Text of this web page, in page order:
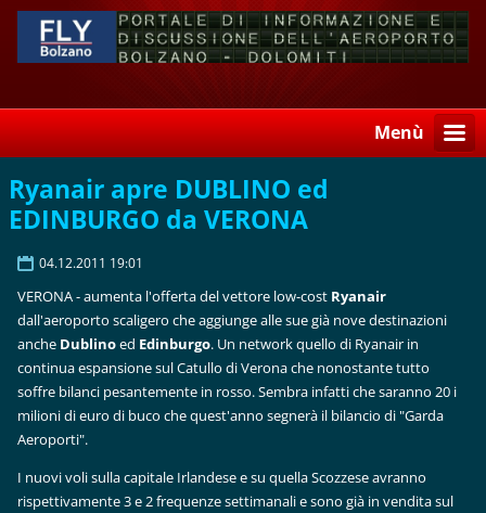
Menù
Ryanair apre DUBLINO ed
EDINBURGO da VERONA
04.12.2011 19:01
VERONA - aumenta l'offerta del vettore low-cost Ryanair
dall'aeroporto scaligero che aggiunge alle sue già nove destinazioni
anche Dublinoed Edinburgo. Un network quello di Ryanair in
continua espansione sul Catullo di Verona che nonostante tutto
soffre bilanci pesantemente in rosso. Sembra infatti che saranno 20 i
milioni di euro di buco che quest'anno segnerà il bilancio di "Garda
Aeroporti".
I nuovi voli sulla capitale Irlandese e su quella Scozzese avranno
rispettivamente 3 e 2 frequenze settimanali e sono già in vendita sul